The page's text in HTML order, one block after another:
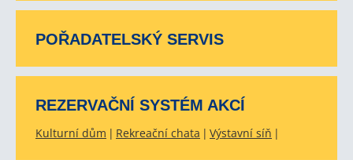
POŘADATELSKÝ SERVIS
REZERVAČNÍ SYSTÉM AKCÍ
Kulturní dům Rekreační chata Výstavní síň